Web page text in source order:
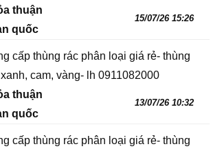
thuận
quốc
15/07/26 15:26
cấp thùng rác phân loại giá rẻ- thùng
cam, vàng- lh 0911082000
thuận
quốc
13/07/26 10:32
cấp thùng rác phân loại giá rẻ- thùng